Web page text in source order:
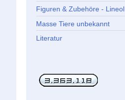
Figuren & Zubehöre - Lineol
Masse Tiere unbekannt
Literatur